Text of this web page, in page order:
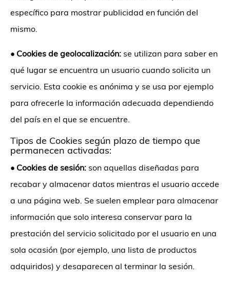
específico para mostrar publicidad en función del
mismo.
• Cookies de geolocalización: se utilizan para saber en
qué lugar se encuentra un usuario cuando solicita un
servicio. Esta cookie es anónima y se usa por ejemplo
para ofrecerle la información adecuada dependiendo
del país en el que se encuentre.
Tipos de Cookies según plazo de tiempo que
permanecen activadas:
• Cookies de sesión: son aquellas diseñadas para
recabar y almacenar datos mientras el usuario accede
a una página web. Se suelen emplear para almacenar
información que solo interesa conservar para la
prestación del servicio solicitado por el usuario en una
sola ocasión (por ejemplo, una lista de productos
adquiridos) y desaparecen al terminar la sesión.